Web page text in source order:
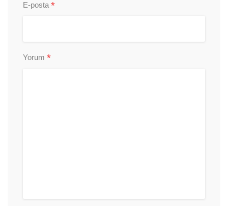
E-posta *
Yorum *